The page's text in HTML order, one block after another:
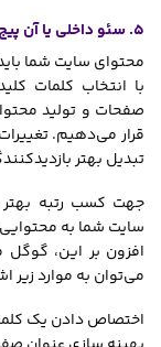
5. سئو داخلی یا آن پیج (On Page SEO)
محتوای سایت شما
با انتخاب کلمات
صفحات و تولید
قرار می‌دهیم.
تبدیل بهتر
جهت کسب رتبه
سایت شما به محتوایی
افزون بر این، گوگل
می‌توان به موارد زیر
اختصاص دادن یک